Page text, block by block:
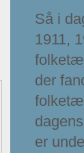
Så i
1911,
der
er